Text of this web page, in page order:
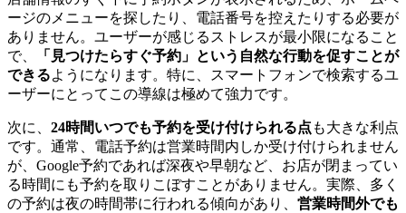
ージのメニューを探したり、電話番号を控えたりする必要が
ありません。ユーザーが感じるストレスが最小限になること
で、
「見つけたらすぐ予約」という自然な行動を促すことが
できるようになります。特に、スマートフォンで検索するユ
ーザーにとってこの導線は極めて強力です。
次に、 24時間いつでも予約を受け付けられる点 も大きな利点
です。通常、電話予約は営業時間内しか受け付けられません
が、Google予約であれば深夜や早朝など、お店が閉まってい
る時間にも予約を取りこぼすことがありません。実際、多く
の予約は夜の時間帯に行われる傾向があり、 営業時間外でも